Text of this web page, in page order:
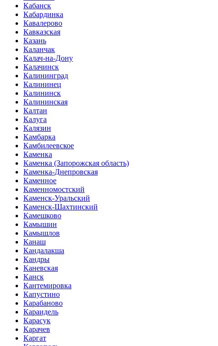
Кабанск
Кабардинка
Кавалерово
Кавказская
Казань
Каланчак
Калач-на-Дону
Калачинск
Калининград
Калининец
Калининск
Калининская
Калтан
Калуга
Калязин
Камбарка
Камбилеевское
Каменка
Каменка (Запорожская область)
Каменка-Днепровская
Каменное
Каменномостский
Каменск-Уральский
Каменск-Шахтинский
Камешково
Камышин
Камышлов
Канаш
Кандалакша
Кандры
Каневская
Канск
Кантемировка
Капустино
Карабаново
Караидель
Карасук
Карачев
Каргат